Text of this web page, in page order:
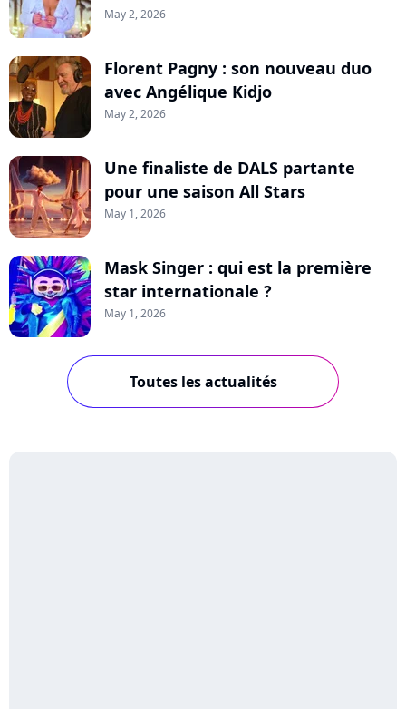
May 2, 2026
Florent Pagny : son nouveau duo
avec Angélique Kidjo
May 2, 2026
Une finaliste de DALS partante
pour une saison All Stars
May 1, 2026
Mask Singer : qui est la première
star internationale ?
May 1, 2026
Toutes les actualités